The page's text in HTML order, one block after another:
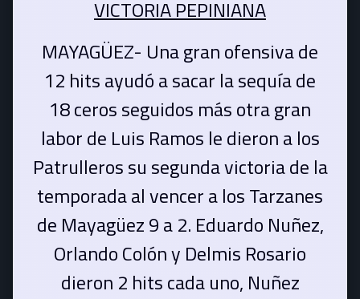
VICTORIA PEPINIANA
MAYAGÜEZ- Una gran ofensiva de
12 hits ayudó a sacar la sequía de
18 ceros seguidos más otra gran
labor de Luis Ramos le dieron a los
Patrulleros su segunda victoria de la
temporada al vencer a los Tarzanes
de Mayagüez 9 a 2. Eduardo Nuñez,
Orlando Colón y Delmis Rosario
dieron 2 hits cada uno, Nuñez